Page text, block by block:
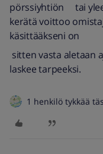
pörssiyhtiön tai
kerätä voittoo
käsittääkseni on
sitten vasta aletaan
laskee tarpeeksi.
1 henkilö tykkää